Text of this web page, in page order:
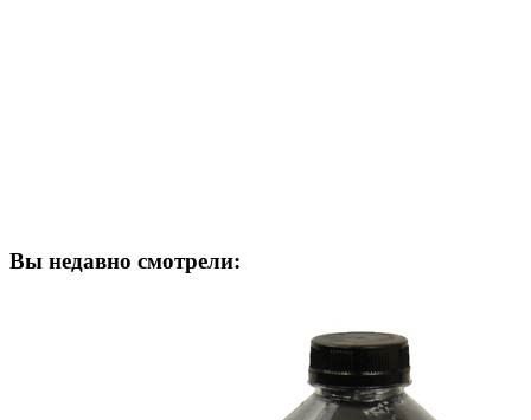
Вы недавно смотрели: